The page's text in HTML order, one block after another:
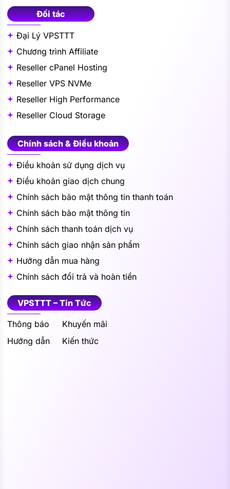
Đối tác
Đại Lý VPSTTT
Chương trình Affiliate
Reseller cPanel Hosting
Reseller VPS NVMe
Reseller High Performance
Reseller Cloud Storage
Chính sách & Điều khoản
Điều khoản sử dụng dịch vụ
Điều khoản giao dịch chung
Chính sách bảo mật thông tin thanh toán
Chính sách bảo mật thông tin
Chính sách thanh toán dịch vụ
Chính sách giao nhận sản phẩm
Hướng dẫn mua hàng
Chính sách đổi trả và hoàn tiền
VPSTTT – Tin Tức
Thông báo
Khuyến mãi
Hướng dẫn
Kiến thức